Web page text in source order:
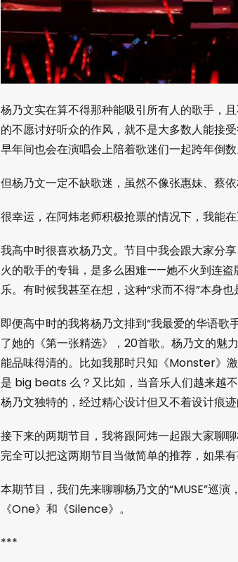
杨乃文实在算不得那种能吸引所有人的歌手，
的不愿讨好听众的作风，就不是大多数人能接
早年间也会在演唱会上陪着歌迷们一起跨年倒数
但杨乃文一定不缺歌迷，虽然不像张惠妹、蔡
很幸运，在阿炜老师积极抢票的情况下，我能
我高中时很喜欢杨乃文。节目中我会跟大家分
火的歌手的专辑，是多么困难——她不火到连
乐。有时候我甚至在想，这种“求而不得”本身也
即便高中时的我将杨乃文排到“我最爱的华语
了她的《第一张精选》，20首歌。杨乃文的魅
能品味得清的。比如我那时只知《Monster》
是 big beats 么？又比如，当音乐人们越来越
杨乃文独特的，经过精心设计但又不着设计痕
接下来的两期节目，我将跟阿炜一起跟大家聊
完全可以把这两期节目当做简单的推荐，如果
本期节目，我们先来聊聊杨乃文的“MUSE”巡
《One》和《Silence》。
***